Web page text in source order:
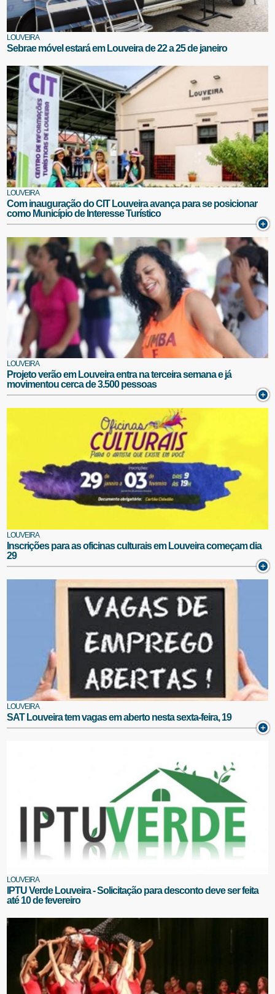
LOUVEIRA
Sebrae móvel estará em Louveira de 22 a 25 de janeiro
LOUVEIRA
Com inauguração do CIT Louveira avança para se posicionar
como Município de Interesse Turístico
LOUVEIRA
Projeto verão em Louveira entra na terceira semana e já
movimentou cerca de 3.500 pessoas
LOUVEIRA
Inscrições para as oficinas culturais em Louveira começam dia
29
LOUVEIRA
SAT Louveira tem vagas em aberto nesta sexta-feira, 19
LOUVEIRA
IPTU Verde Louveira - Solicitação para desconto deve ser feita
até 10 de fevereiro